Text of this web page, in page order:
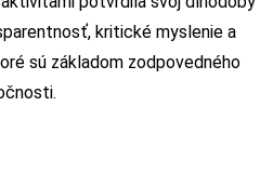
kritické myslenie a
sú základom zodpovedného